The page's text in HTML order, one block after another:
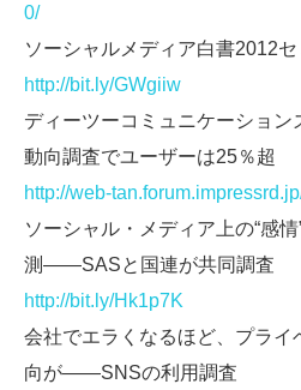
0/
ソーシャルメディア白書2012
http://bit.ly/GWgiiw
ディーツーコミュニケーション
動向調査でユーザーは25％超
http://web-
ソーシャル・メディア上の“感
測――SASと国連が共同調査
http://bit.ly/Hk1p7K
会社でエラくなるほど、プライ
向が――SNSの利用調査